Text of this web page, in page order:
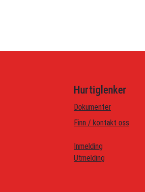
Hurtiglenker
Dokumenter
Finn / kontakt oss
Inmelding
Utmelding